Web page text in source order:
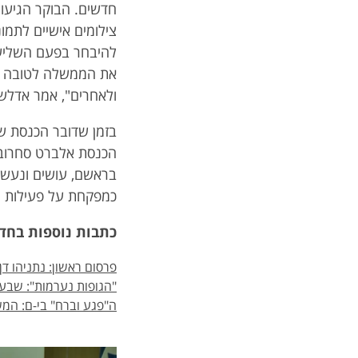
חדשים. הבוקר
צילומים אישיים
להיבחר בפעם
את הממשלה לטובה
ולאחרים", אמר
בזמן שדובר הכנסת
הכנסת אלברט
בראשם, עושים
כמפקחת על פעילות
כתבות נוספות
פרסום ראשון: נתניהו
"הגופות נערמות": שבע
ה"פגע וברח" בי-ם: